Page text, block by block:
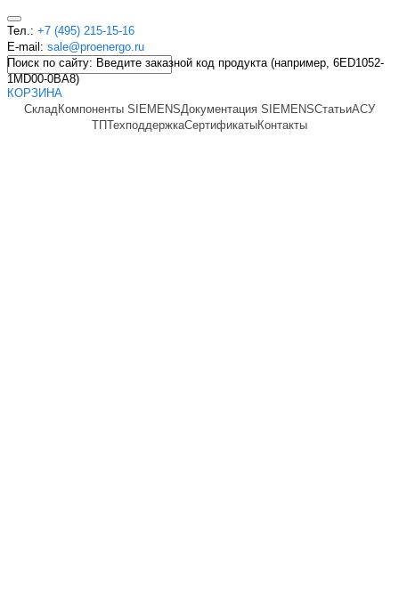
Тел.: +7 (495) 215-15-16
E-mail: sale@proenergo.ru
Поиск по сайту: Введите заказной код продукта (например, 6ED1052-
1MD00-0BA8)
КОРЗИНА
СкладКомпоненты SIEMENSДокументация SIEMENSСтатьиАСУ
ТПТехподдержкаСертификатыКонтакты